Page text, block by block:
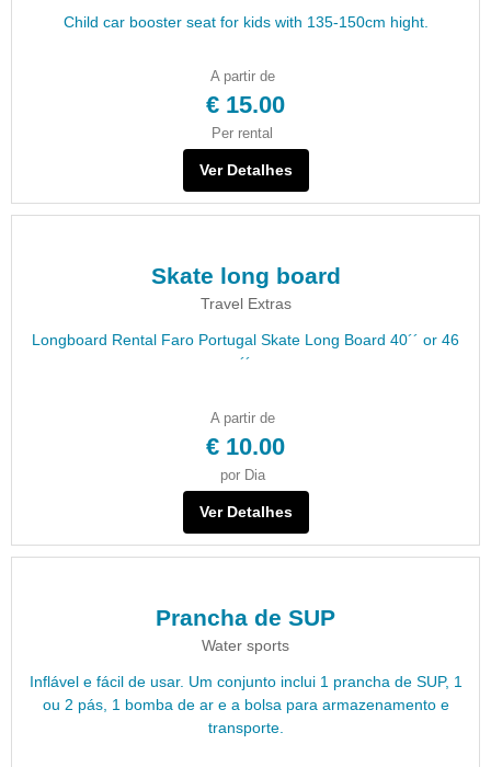
Child car booster seat for kids with 135-150cm hight.
A partir de
€ 15.00
Per rental
Ver Detalhes
Skate long board
Travel Extras
Longboard Rental Faro Portugal Skate Long Board 40´´ or 46
´´
A partir de
€ 10.00
por Dia
Ver Detalhes
Prancha de SUP
Water sports
Inflável e fácil de usar. Um conjunto inclui 1 prancha de SUP, 1
ou 2 pás, 1 bomba de ar e a bolsa para armazenamento e
transporte.